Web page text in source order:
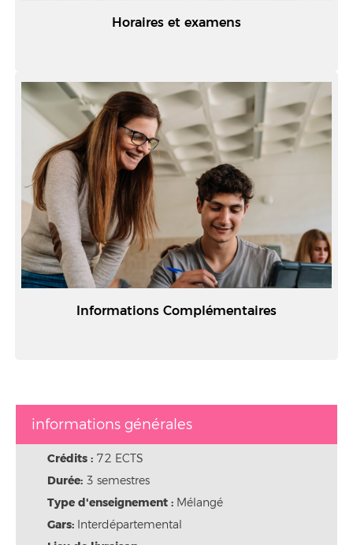
Horaires et examens
Informations Complémentaires
informations générales
Crédits : 72 ECTS
Durée: 3 semestres
Type d'enseignement : Mélangé
Gars: Interdépartemental